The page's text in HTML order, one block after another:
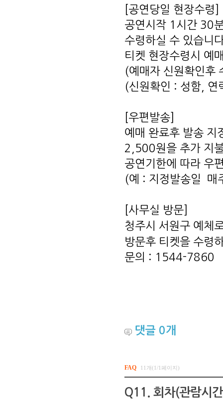
[공연당일 현장수령]
공연시작 1시간 30
수령하실 수 있습니
티켓 현장수령시 예
(예매자 신원확인후
(신원확인 : 성함, 연
[우편발송]
예매 완료후 발송 지
2,500원을 추가 지
공연기한에 따라 우
(예 : 지정발송일 매
[사무실 방문]
청주시 서원구 예체
방문후 티켓을 수령
문의 : 1544-7860
댓글 0개
FAQ 11개(1/1페이지)
Q11. 회차(관람시